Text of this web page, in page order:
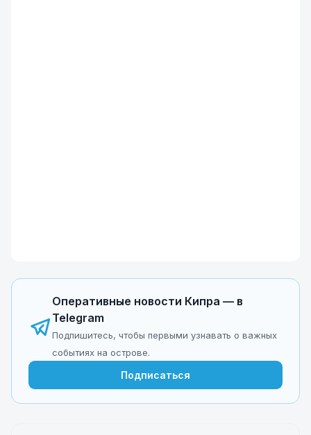
Оперативные новости Кипра — в
Telegram
Подпишитесь, чтобы первыми узнавать о важных
событиях на острове.
Подписаться